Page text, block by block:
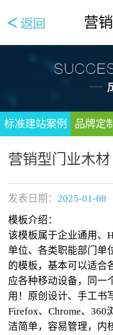
营
标准建站案例 品牌定
营销型门业木材
发表日期： 2025-01-08
模板介绍：
该模板属于企业通用、
单位、各类职能部门单
的模板，基本可以适合
应各种移动设备，同一
用！原创设计、手工书
Firefox、Chrome、360
洁简单，容易管理，内